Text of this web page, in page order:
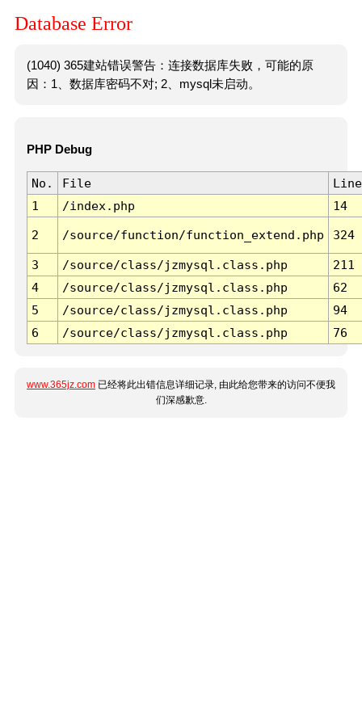
Database Error
(1040) 365建站错误警告：连接数据库失败，可能的原
因：1、数据库密码不对; 2、mysql未启动。
PHP Debug
No. File
Line
1
/index.php 14
2 /source/function/function_extend.php 324
3 /source/class/jzmysql.class.php
211
4
/source/class/jzmysql.class.php
62
5
/source/class/jzmysql.class.php
94
6
/source/class/jzmysql.class.php 76
www.365jz.com 已经将此出错信息详细记录, 由此给您带来的访问不便我
们深感歉意.